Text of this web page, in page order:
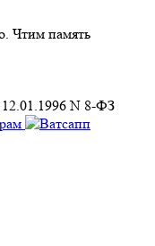
Чтим память
N 8-ФЗ